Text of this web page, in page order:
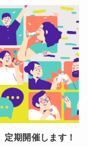
期開催します！